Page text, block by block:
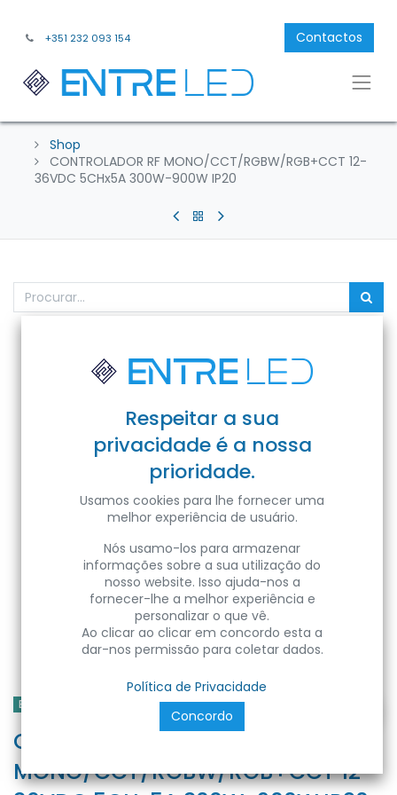
+351 232 093 154 Contactos
Shop
CONTROLADOR RF MONO/CCT/RGBW/RGB+CCT 12-
36VDC 5CHx5A 300W-900W IP20
EPLUS LIGHTING
CONTROLADOR RF
MONO/CCT/RGBW/RGB+CCT 12-
Respeitar a sua
privacidade é a nossa
prioridade.
Usamos cookies para lhe fornecer uma
melhor experiência de usuário.
Nós usamo-los para armazenar
informações sobre a sua utilização do
nosso website. Isso ajuda-nos a
fornecer-lhe a melhor experiência e
personalizar o que vê.
Ao clicar ao clicar em concordo esta a
dar-nos permissão para coletar dados.
Política de Privacidade
Concordo